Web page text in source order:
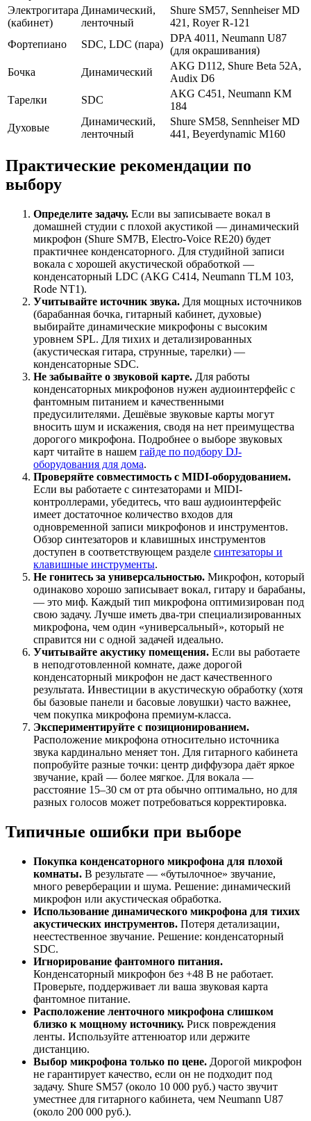
Электрогитара
(кабинет)
Динамический,
ленточный
Shure SM57, Sennheiser MD
421, Royer R-121
Фортепиано
SDC, LDC (пара)
DPA 4011, Neumann U87
(для окрашивания)
Бочка
Динамический
AKG D112, Shure Beta 52A,
Audix D6
Тарелки
SDC
AKG C451, Neumann KM
184
Духовые
Динамический,
ленточный
Shure SM58, Sennheiser MD
441, Beyerdynamic M160
Практические рекомендации по
выбору
Определите задачу. Если вы записываете вокал в
домашней студии с плохой акустикой — динамический
микрофон (Shure SM7B, Electro-Voice RE20) будет
практичнее конденсаторного. Для студийной записи
вокала с хорошей акустической обработкой —
конденсаторный LDC (AKG C414, Neumann TLM 103,
Rode NT1).
Учитывайте источник звука. Для мощных источников
(барабанная бочка, гитарный кабинет, духовые)
выбирайте динамические микрофоны с высоким
уровнем SPL. Для тихих и детализированных
(акустическая гитара, струнные, тарелки) —
конденсаторные SDC.
Не забывайте о звуковой карте. Для работы
конденсаторных микрофонов нужен аудиоинтерфейс с
фантомным питанием и качественными
предусилителями. Дешёвые звуковые карты могут
вносить шум и искажения, сводя на нет преимущества
дорогого микрофона. Подробнее о выборе звуковых
карт читайте в нашем гайде по подбору DJ-
оборудования для дома.
Проверяйте совместимость с MIDI-оборудованием.
Если вы работаете с синтезаторами и MIDI-
контроллерами, убедитесь, что ваш аудиоинтерфейс
имеет достаточное количество входов для
одновременной записи микрофонов и инструментов.
Обзор синтезаторов и клавишных инструментов
доступен в соответствующем разделе синтезаторы и
клавишные инструменты.
Не гонитесь за универсальностью. Микрофон, который
одинаково хорошо записывает вокал, гитару и барабаны,
— это миф. Каждый тип микрофона оптимизирован под
свою задачу. Лучше иметь два-три специализированных
микрофона, чем один «универсальный», который не
справится ни с одной задачей идеально.
Учитывайте акустику помещения. Если вы работаете
в неподготовленной комнате, даже дорогой
конденсаторный микрофон не даст качественного
результата. Инвестиции в акустическую обработку (хотя
бы базовые панели и басовые ловушки) часто важнее,
чем покупка микрофона премиум-класса.
Экспериментируйте с позиционированием.
Расположение микрофона относительно источника
звука кардинально меняет тон. Для гитарного кабинета
попробуйте разные точки: центр диффузора даёт яркое
звучание, край — более мягкое. Для вокала —
расстояние 15–30 см от рта обычно оптимально, но для
разных голосов может потребоваться корректировка.
Типичные ошибки при выборе
Покупка конденсаторного микрофона для плохой
комнаты. В результате — «бутылочное» звучание,
много реверберации и шума. Решение: динамический
микрофон или акустическая обработка.
Использование динамического микрофона для тихих
акустических инструментов. Потеря детализации,
неестественное звучание. Решение: конденсаторный
SDC.
Игнорирование фантомного питания.
Конденсаторный микрофон без +48 В не работает.
Проверьте, поддерживает ли ваша звуковая карта
фантомное питание.
Расположение ленточного микрофона слишком
близко к мощному источнику. Риск повреждения
ленты. Используйте аттенюатор или держите
дистанцию.
Выбор микрофона только по цене. Дорогой микрофон
не гарантирует качество, если он не подходит под
задачу. Shure SM57 (около 10 000 руб.) часто звучит
уместнее для гитарного кабинета, чем Neumann U87
(около 200 000 руб.).